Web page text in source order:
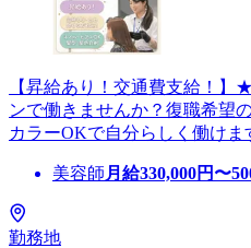
【昇給あり！交通費支給！
ンで働きませんか？復職希望
カラーOKで自分らしく働けま
美容師 月給330,000円〜
勤務地